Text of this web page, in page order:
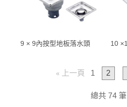
9 × 9內按型地板落水頭 10
« 上一頁 1 2
總共 74 筆